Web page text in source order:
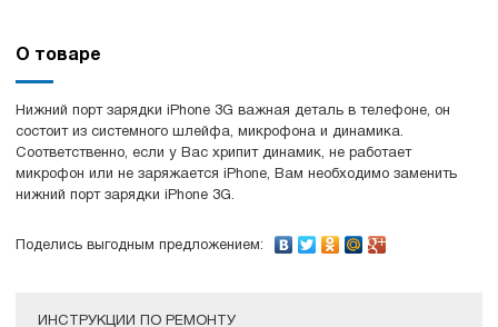
О товаре
Нижний порт зарядки iPhone 3G важная деталь в телефоне, он
состоит из системного шлейфа, микрофона и динамика.
Соответственно, если у Вас хрипит динамик, не работает
микрофон или не заряжается iPhone, Вам необходимо заменить
нижний порт зарядки iPhone 3G.
Поделись выгодным предложением:
ИНСТРУКЦИИ ПО РЕМОНТУ